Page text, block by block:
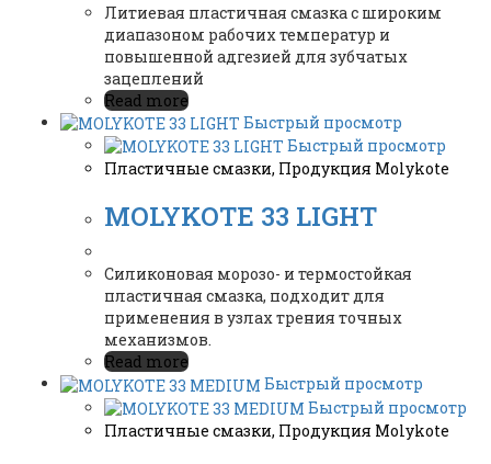
Литиевая пластичная смазка с широким
диапазоном рабочих температур и
повышенной адгезией для зубчатых
зацеплений
Read more
Быстрый просмотр
Быстрый просмотр
Пластичные смазки, Продукция Molykote
MOLYKOTE 33 LIGHT
Силиконовая морозо- и термостойкая
пластичная смазка, подходит для
применения в узлах трения точных
механизмов.
Read more
Быстрый просмотр
Быстрый просмотр
Пластичные смазки, Продукция Molykote